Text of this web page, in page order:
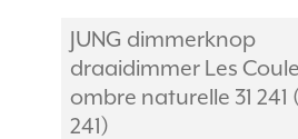
JUNG dimmerknop
draaidimmer Les
ombre naturelle 31 241
241)